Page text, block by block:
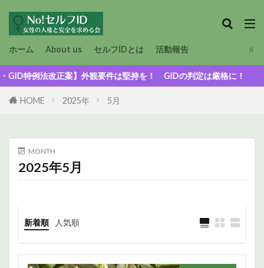
ホーム About us セルフIDとは 活動報告
例法改正案】外観要件は堅持を！ GIDの判定は厳格に！
HOME 2025年 5月
MONTH
2025年5月
新着順 人気順